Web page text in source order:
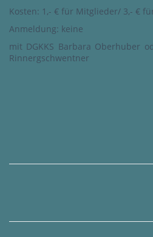
Kosten: 1,- € für Mitglieder/ 3,- €
Anmeldung: keine
mit DGKKS Barbara Oberhuber
Rinnergschwentner